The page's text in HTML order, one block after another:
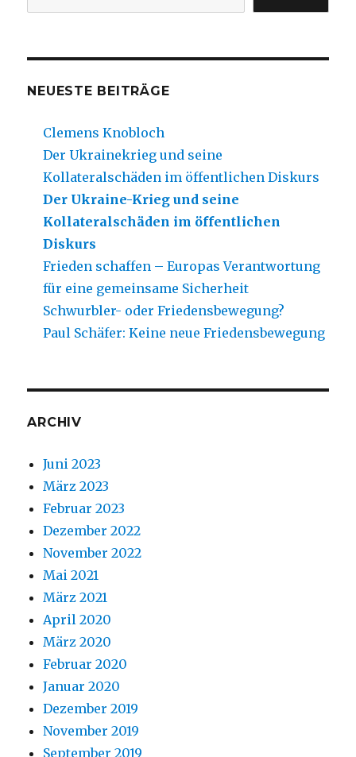
NEUESTE BEITRÄGE
Clemens Knobloch
Der Ukrainekrieg und seine
Kollateralschäden im öffentlichen Diskurs
Der Ukraine-Krieg und seine
Kollateralschäden im öffentlichen
Diskurs
Frieden schaffen – Europas Verantwortung
für eine gemeinsame Sicherheit
Schwurbler- oder Friedensbewegung?
Paul Schäfer: Keine neue Friedensbewegung
ARCHIV
Juni 2023
März 2023
Februar 2023
Dezember 2022
November 2022
Mai 2021
März 2021
April 2020
März 2020
Februar 2020
Januar 2020
Dezember 2019
November 2019
September 2019